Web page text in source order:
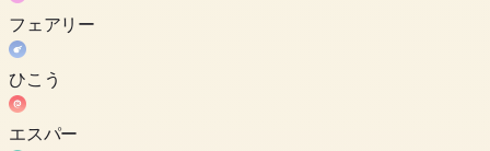
フェアリー
ひこう
エスパー